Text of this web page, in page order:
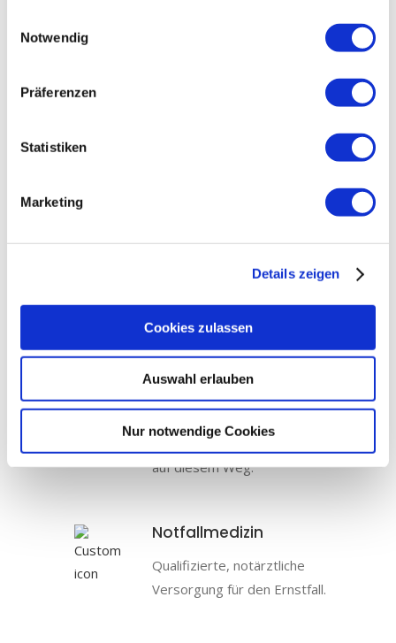
Notwendig
Präferenzen
Statistiken
Marketing
Details zeigen
Cookies zulassen
Auswahl erlauben
Nur notwendige Cookies
Moderne Schmerztherapie
Palliativmedizin
Unheilbar erkrankt zu sein
behandelbar. Wir begleiten Sie
auf diesem Weg.
Notfallmedizin
Qualifizierte, notärztliche
Versorgung für den Ernstfall.